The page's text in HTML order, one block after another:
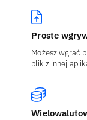
Proste
Możesz wgrać
plik z innej